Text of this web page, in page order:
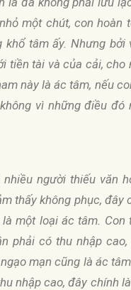
một chút, con hoàn
khổ tâm ấy. Nhưng
tiền tài và của cải, cho
này là ác tâm, nếu
vì những điều đó
nhiều người thiếu văn
thấy không phục, đây
một loại ác tâm.
phải có thu nhập
mạn cũng là ác
nhập cao, đây chính